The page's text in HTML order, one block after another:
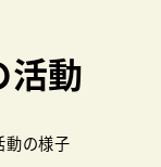
活動
リー
動の様子